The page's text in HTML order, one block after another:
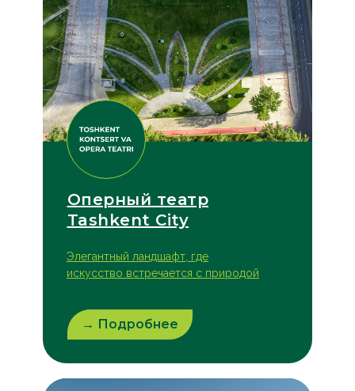
→ Подробнее
Оперный театр
Tashkent City
Элегантный ландшафт, где
искусство встречается с природой